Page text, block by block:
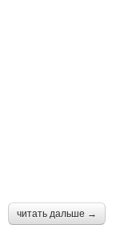
читать дальше →